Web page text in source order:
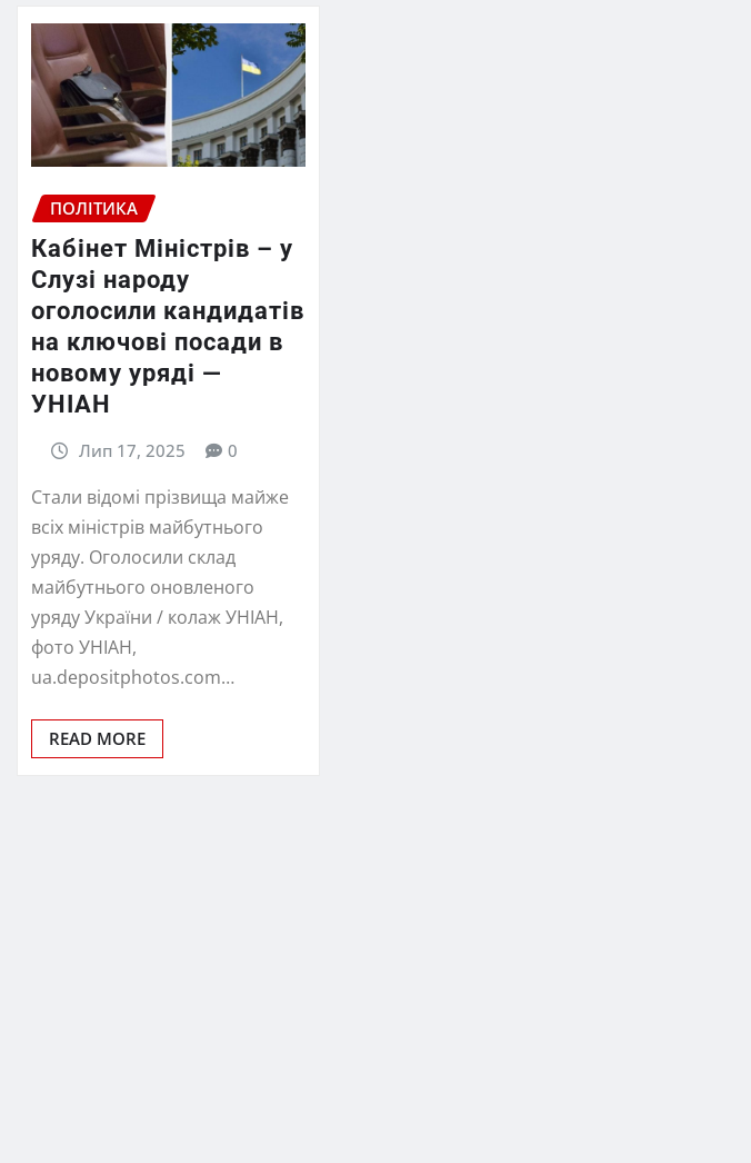
ПОЛІТИКА
Кабінет Міністрів – у
Слузі народу
оголосили кандидатів
на ключові посади в
новому уряді —
УНІАН
Лип 17, 2025 0
Стали відомі прізвища майже
всіх міністрів майбутнього
уряду. Оголосили склад
майбутнього оновленого
уряду України / колаж УНІАН,
фото УНІАН,
ua.depositphotos.com…
READ MORE